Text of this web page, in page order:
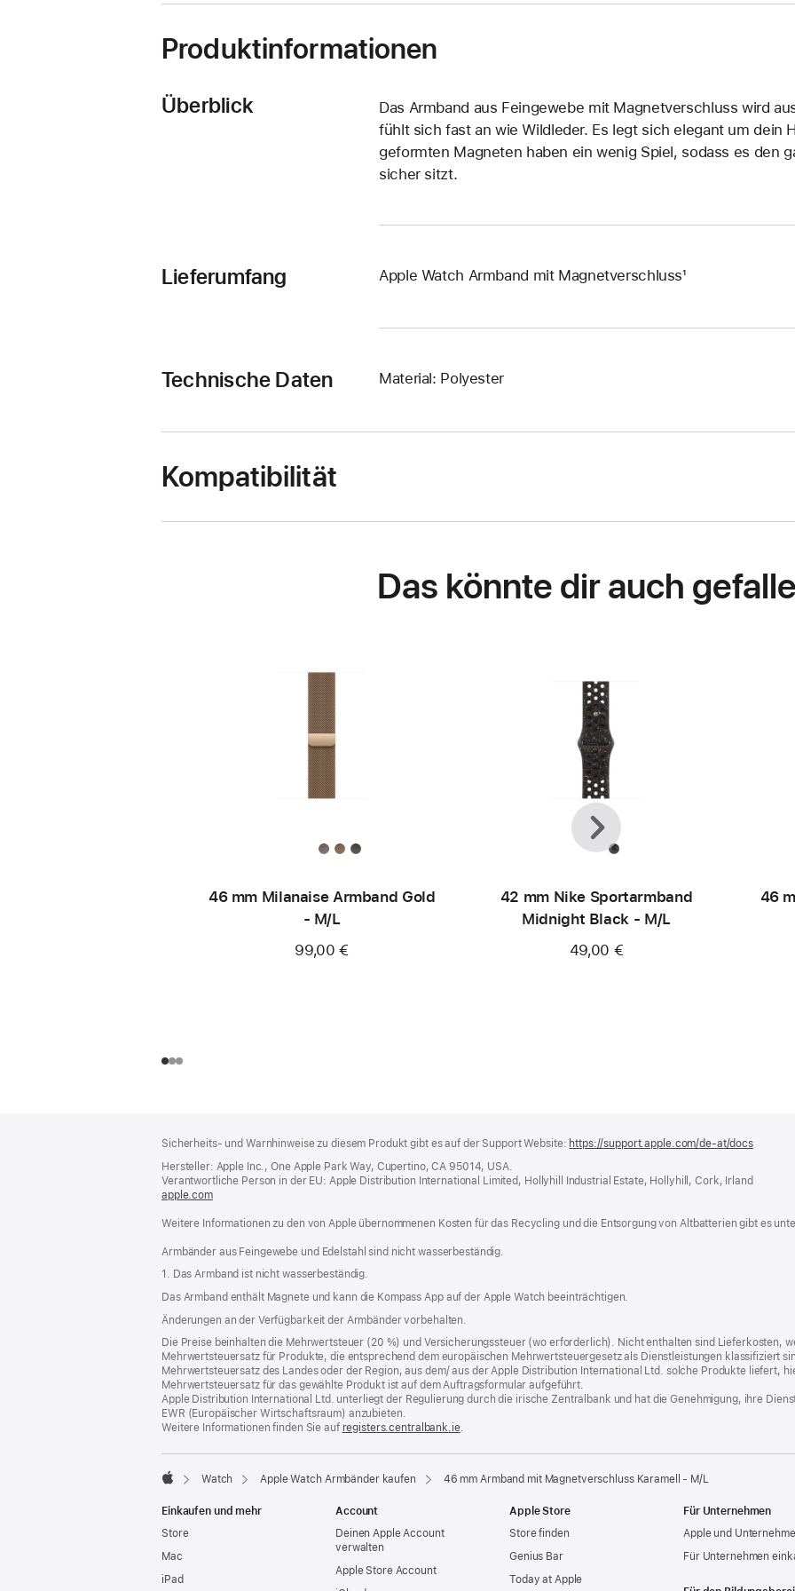
Produktinformationen
Überblick
Das Armband aus Feingewebe mit Magnetverschluss wird
fühlt sich fast an wie Wildleder. Es legt sich elegant um dein
geformten Magneten haben ein wenig Spiel, sodass es den
sicher sitzt.
Lieferumfang Apple Watch Armband mit Magnetverschluss¹
Technische Daten Material: Polyester
Kompatibilität
Das könnte dir auch
46 mm Milanaise Armband Gold
- M/L
99,00 €
42 mm Nike Sportarmband
Midnight Black - M/L
49,00 €
46
Zurück
Weiter
Sicherheits- und Warnhinweise zu diesem Produkt gibt es auf der Support Website: https://support.apple.com/de-at/docs(öffnet
Fenster)
Hersteller: Apple Inc., One Apple Park Way, Cupertino, CA 95014, USA.
Verantwortliche Person in der EU: Apple Distribution International Limited, Hollyhill Industrial Estate, Hollyhill, Cork, Irland
apple.com(öffnet
neues
Weitere Informationen zu den von Apple übernommenen Kosten für das Recycling und die Entsorgung von Altbatterien gibt es
Armbänder aus Feingewebe und Edelstahl sind nicht wasserbeständig.
1. Das Armband ist nicht wasserbeständig.
Das Armband enthält Magnete und kann die Kompass App auf der Apple Watch beeinträchtigen.
Änderungen an der Verfügbarkeit der Armbänder vorbehalten.
Die Preise beinhalten die Mehrwertsteuer (20 %) und Versicherungssteuer (wo erforderlich). Nicht enthalten sind Lieferkosten,
Mehrwertsteuersatz für Produkte, die entsprechend dem europäischen Mehrwertsteuergesetz als Dienstleistungen klassifiziert
Mehrwertsteuersatz des Landes oder der Region, aus dem/ aus der Apple Distribution International Ltd. solche Produkte liefert,
Mehrwertsteuersatz für das gewählte Produkt ist auf dem Auftragsformular aufgeführt.
Apple Distribution International Ltd. unterliegt der Regulierung durch die irische Zentralbank und hat die Genehmigung, ihre
EWR (Europäischer Wirtschaftsraum) anzubieten.
Weitere Informationen finden Sie auf registers.centralbank.ie(Öffnet
neues
.
Watch Apple Watch Armbänder kaufen 46 mm Armband mit Magnetverschluss Karamell - M/L
Einkaufen und mehr
Store
Mac
iPad
Account
Deinen Apple Account
verwalten
Apple Store Account
Apple Store
Store finden
Genius Bar
Today at Apple
Für Unternehmen
Apple und
Für Unternehmen